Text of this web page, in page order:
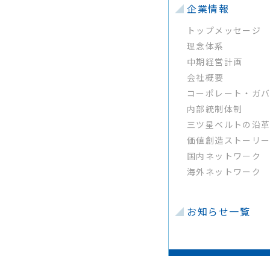
企業情報
トップメッセージ
理念体系
中期経営計画
会社概要
コーポレート・ガ
内部統制体制
三ツ星ベルトの沿革
価値創造ストーリー
国内ネットワーク
海外ネットワーク
お知らせ一覧